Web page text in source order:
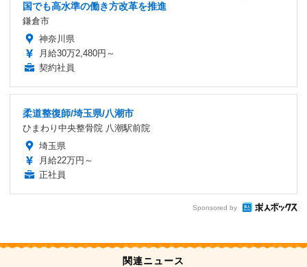
国でも高水準の働き方改革を推進
鎌倉市
神奈川県
月給30万2,480円～
契約社員
柔道整復師/埼玉県/八潮市
ひまわり中央整骨院 八潮駅前院
埼玉県
月給22万円～
正社員
Sponsored by
関連ニュース